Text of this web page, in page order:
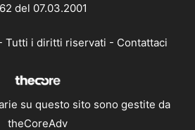
del 07.03.2001
Tutti i diritti riservati - Contattaci
su questo sito sono gestite da
theCoreAdv